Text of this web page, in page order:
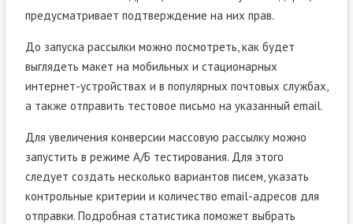
предусматривает подтверждение на них прав.
До запуска рассылки можно посмотреть, как будет
выглядеть макет на мобильных и стационарных
интернет-устройствах и в популярных почтовых службах,
а также отправить тестовое письмо на указанный email.
Для увеличения конверсии массовую рассылку можно
запустить в режиме А/Б тестирования. Для этого
следует создать несколько вариантов писем, указать
контрольные критерии и количество email-адресов для
отправки. Подробная статистика поможет выбрать